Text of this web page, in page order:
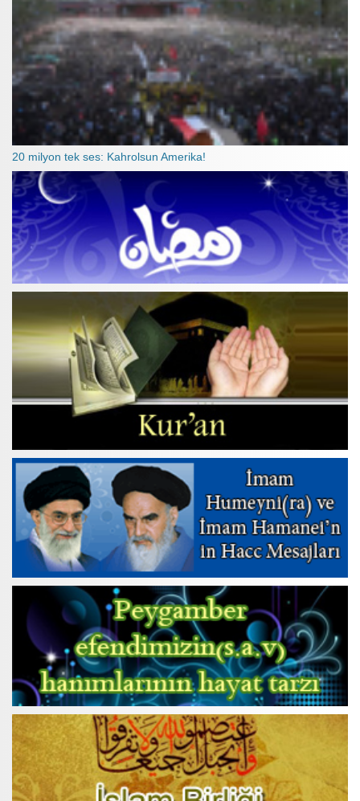
20 milyon tek ses: Kahrolsun Amerika!